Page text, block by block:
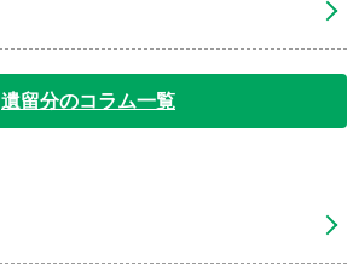
遺留分のコラム一覧